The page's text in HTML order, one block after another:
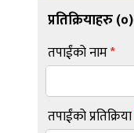
प्रतिक्रियाहरु (०)
तपाईंको नाम*
तपाईंको प्रतिक्रिया